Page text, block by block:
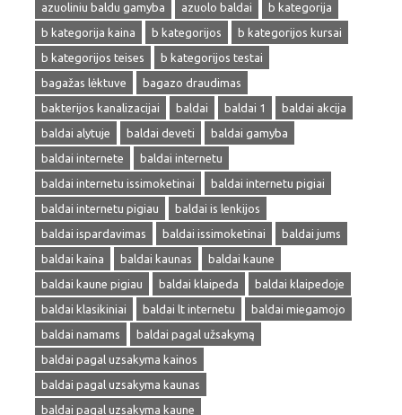
azuoliniu baldu gamyba
azuolo baldai
b kategorija
b kategorija kaina
b kategorijos
b kategorijos kursai
b kategorijos teises
b kategorijos testai
bagažas lėktuve
bagazo draudimas
bakterijos kanalizacijai
baldai baldai 1
baldai akcija
baldai alytuje
baldai deveti
baldai gamyba
baldai internete
baldai internetu
baldai internetu issimoketinai
baldai internetu pigiai
baldai internetu pigiau
baldai is lenkijos
baldai ispardavimas
baldai issimoketinai
baldai jums
baldai kaina
baldai kaunas
baldai kaune
baldai kaune pigiau
baldai klaipeda
baldai klaipedoje
baldai klasikiniai
baldai lt internetu
baldai miegamojo
baldai namams
baldai pagal užsakymą
baldai pagal uzsakyma kainos
baldai pagal uzsakyma kaunas
baldai pagal uzsakyma kaune